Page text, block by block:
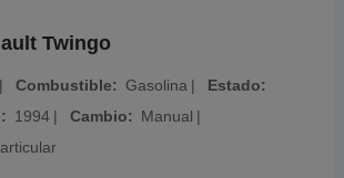
Twingo
Combustible Gasolina
Estado
1994 Cambio
Manual